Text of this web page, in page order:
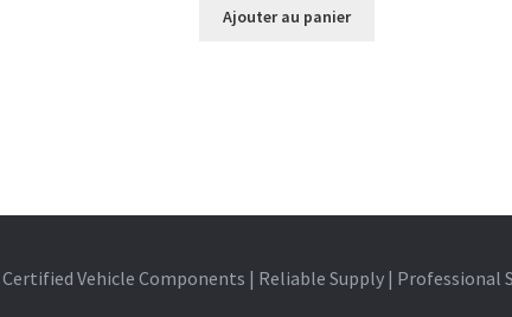
Ajouter au panier
Certified Vehicle Components | Reliable Supply | Professional